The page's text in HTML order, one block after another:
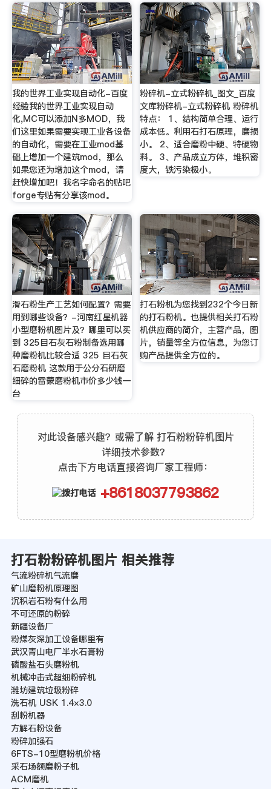
我的世界工业实现自动化-百度
经验我的世界工业实现自动
化,MC可以添加N多MOD，我
们这里如果需要实现工业各设备
的自动化，需要在工业mod基
础上增加一个建筑mod，那么
如果您还为增加这个mod，请
赶快增加吧！我名字命名的贴吧
forge专贴有分享该mod。
粉碎机-立式粉碎机_图文_百度
文库粉碎机-立式粉碎机 粉碎机
特点： 1、结构简单合理、运行
成本低。利用石打石原理，磨损
小。 2、适合磨粉中硬、特硬物
料。 3、产品成立方体，堆积密
度大，铁污染极小。
滑石粉生产工艺如何配置？需要
用到哪些设备？-河南红星机器
小型磨粉机图片及？哪里可以买
到 325目石灰石粉制备选用哪
种磨粉机比较合适 325 目石灰
石磨粉机 这款用于公分石研磨
细碎的雷蒙磨粉机市价多少钱一
台
打石粉机为您找到232个今日新
的打石粉机。也提供相关打石粉
机供应商的简介，主营产品，图
片，销量等全方位信息，为您订
购产品提供全方位的。
对此设备感兴趣？或需了解 打石粉粉碎机图片
详细技术参数？
点击下方电话直接咨询厂家工程师：
+8618037793862
打石粉粉碎机图片 相关推荐
气流粉碎机气流磨
矿山磨粉机原理图
沉积岩石粉有什么用
不可还原的粉碎
新疆设备厂
粉煤灰深加工设备哪里有
武汉青山电厂半水石膏粉
磷酸盐石头磨粉机
机械冲击式超细粉碎机
潍坊建筑垃圾粉碎
洗石机 USK 1.4×3.0
刮粉机器
方解石粉设备
粉碎加强石
6FTS-10型磨粉机价格
采石场额磨粉子机
ACM磨机